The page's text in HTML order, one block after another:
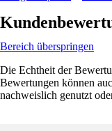
Bereich überspringen
Die Echtheit der
Bewertungen können
nachweislich genutzt